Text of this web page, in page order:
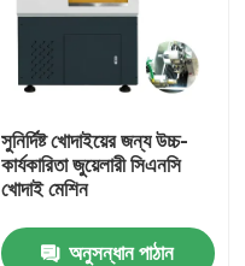
সুনির্দিষ্ট খোদাইয়ের জন্য উচ্চ-
কার্যকারিতা জুয়েলারী সিএনসি
খোদাই মেশিন
অনুসন্ধান পাঠান